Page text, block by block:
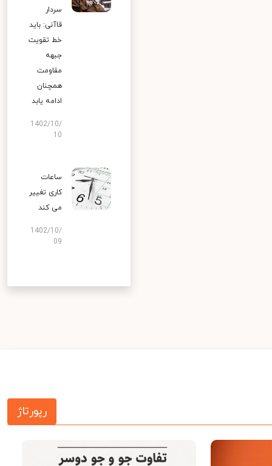
سردار
قاآنی: باید
خط تقویت
جبهه
مقاومت
همچنان
ادامه یابد
1402/10/
10
ساعات
کاری تغییر
می‌ کند
1402/10/
09
رپورتاژ